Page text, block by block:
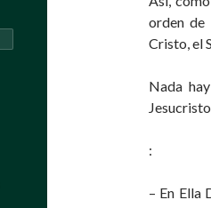
orden
Cristo, el
Nada
:
– En Ella